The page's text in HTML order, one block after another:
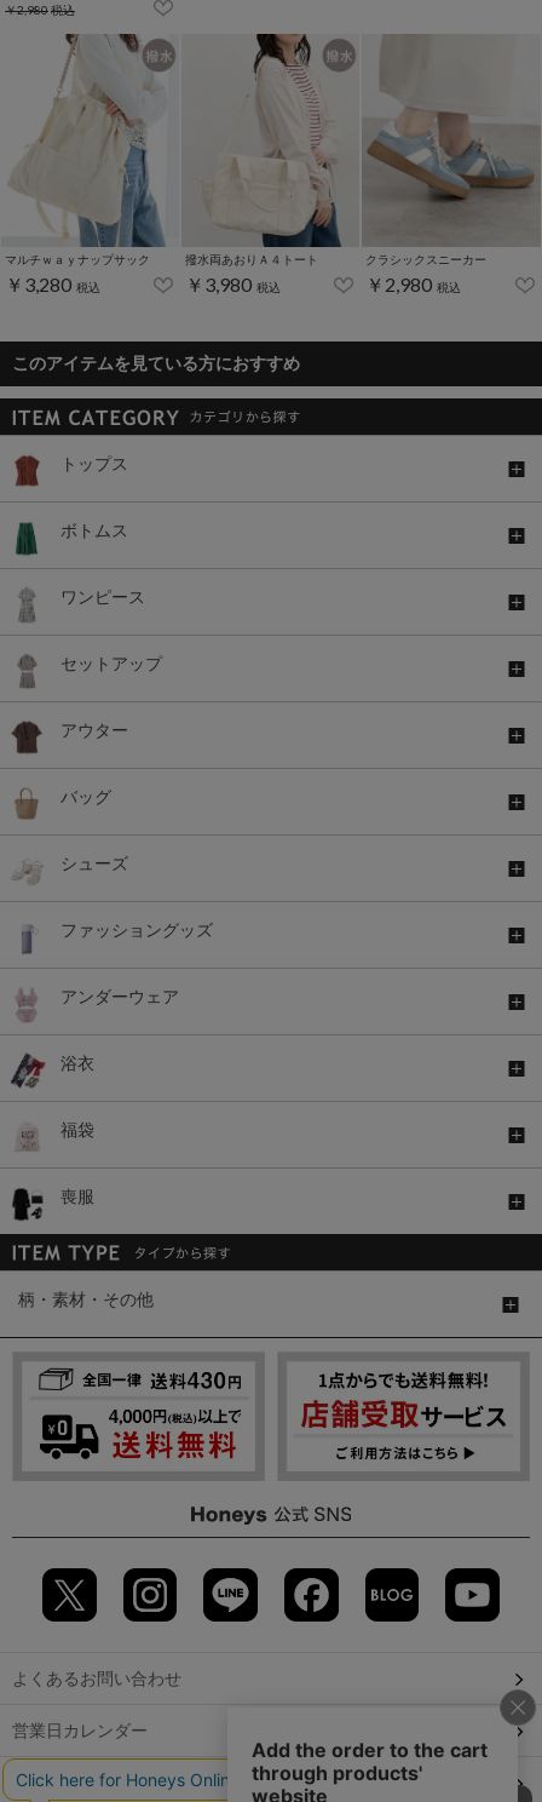
￥2,980税込
マルチｗａｙナップサック
￥3,280 税込
撥水両あおりＡ４トート
￥3,980 税込
クラシックスニーカー
￥2,980 税込
このアイテムを見ている方におすすめ
トップス
ボトムス
ワンピース
セットアップ
アウター
バッグ
シューズ
ファッショングッズ
アンダーウェア
浴衣
福袋
喪服
柄・素材・その他
よくあるお問い合わせ
営業日カレンダー
店舗検索